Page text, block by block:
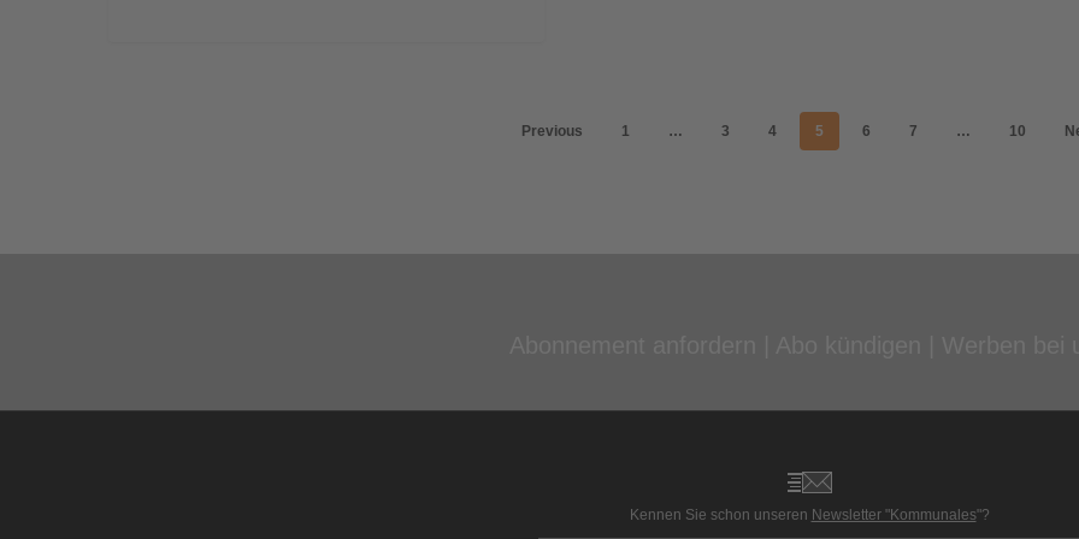
Previous 1 … 3 4 5 6 7 … 10
Kennen Sie schon unseren Newsletter "Kommunales"?